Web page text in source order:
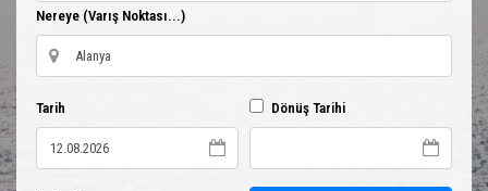
Nereye (Varış Noktası...)
Tarih Dönüş Tarihi